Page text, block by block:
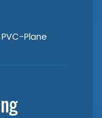
Plane